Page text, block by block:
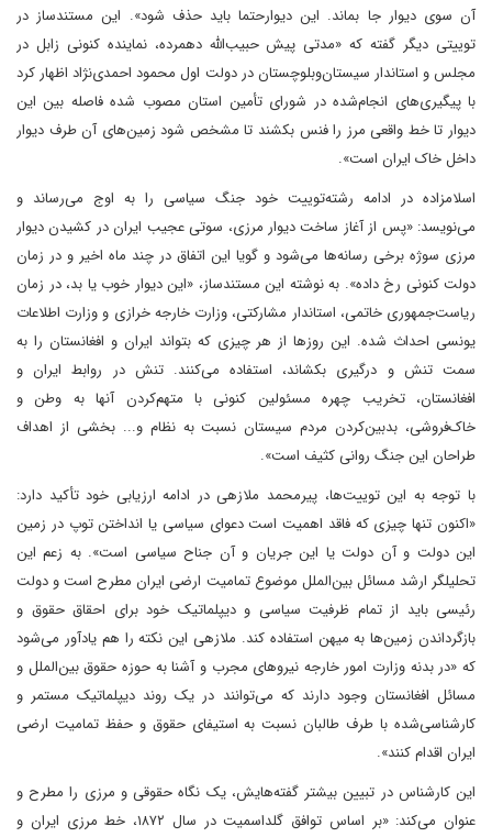
آن سوی دیوار جا بماند. این دیوارحتما باید حذف شود». این مستندساز در
توییتی دیگر گفته که «مدتی پیش حبیب‌الله دهمرده، نماینده کنونی زابل در
مجلس و استاندار سیستان‌وبلوچستان در دولت اول محمود احمدی‌نژاد اظهار کرد
با پیگیری‌های انجام‌شده در شورای تأمین استان مصوب شده فاصله بین این
دیوار تا خط واقعی مرز را فنس بکشند تا مشخص شود زمین‌های آن طرف دیوار
داخل خاک ایران است».
اسلامزاده در ادامه رشته‌توییت خود جنگ سیاسی را به اوج می‌رساند و
می‌نویسد: «پس از آغاز ساخت دیوار مرزی، سوتی عجیب ایران در کشیدن دیوار
مرزی سوژه برخی رسانه‌ها می‌شود و گویا این اتفاق در چند ماه اخیر و در زمان
دولت کنونی رخ داده». به نوشته این مستندساز، «این دیوار خوب یا بد، در زمان
ریاست‌جمهوری خاتمی،‌ استاندار مشارکتی، وزارت خارجه خرازی و وزارت اطلاعات
یونسی احداث شده. این روزها از هر چیزی که بتواند ایران و افغانستان را به
سمت تنش و درگیری بکشاند، استفاده می‌کنند. تنش در روابط ایران و
افغانستان، تخریب چهره مسئولین کنونی با متهم‌کردن آنها به وطن و
خاک‌فروشی،‌ بدبین‌کردن مردم سیستان نسبت به نظام و... بخشی از اهداف
طراحان این جنگ روانی کثیف است».
با توجه به این توییت‌ها، پیرمحمد ملازهی در ادامه ارزیابی خود تأکید دارد:
«اکنون تنها چیزی که فاقد اهمیت است دعوای سیاسی یا انداختن توپ در زمین
این دولت و آن دولت یا این جریان و آن جناح سیاسی است». به زعم این
تحلیلگر ارشد مسائل بین‌الملل موضوع تمامیت ارضی ایران مطرح است و دولت
رئیسی باید از تمام ظرفیت سیاسی و دیپلماتیک خود برای احقاق حقوق و
بازگرداندن زمین‌ها به میهن استفاده کند. ملازهی این نکته را هم یادآور می‌شود
که «در بدنه وزارت امور خارجه نیروهای مجرب و آشنا به حوزه حقوق بین‌الملل و
مسائل افغانستان وجود دارند که می‌توانند در یک روند دیپلماتیک مستمر و
کارشناسی‌شده با طرف طالبان نسبت به استیفای حقوق و حفظ تمامیت ارضی
ایران اقدام کنند».
این کارشناس در تبیین بیشتر گفته‌هایش، یک نگاه حقوقی و مرزی را مطرح و
عنوان می‌کند: «بر اساس توافق گلد‌اسمیت در سال ۱۸۷۲، خط مرزی ایران و